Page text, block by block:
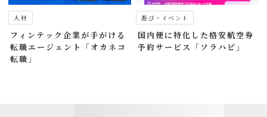
人材
フィンテック企業が手がける
転職エージェント「オカネコ
転職」
遊び・イベント
国内便に特化した格安航空券
予約サービス「ソラハピ」